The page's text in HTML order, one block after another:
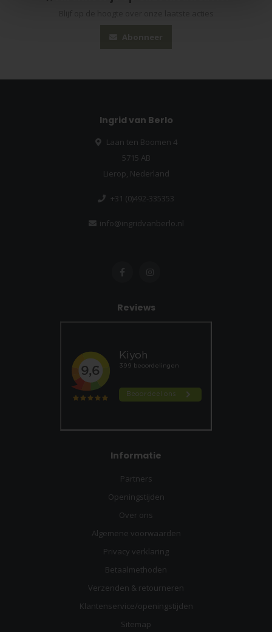
Abonneer
Ingrid van Berlo
Laan ten Boomen 4
5715 AB
Lierop, Nederland
+31 (0)492-335353
info@ingridvanberlo.nl
Reviews
Informatie
Partners
Openingstijden
Over ons
Algemene voorwaarden
Privacy verklaring
Betaalmethoden
Verzenden & retourneren
Klantenservice/openingstijden
Sitemap